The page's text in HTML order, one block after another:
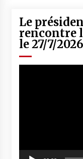
Le
rencontre
le 27/7/2026